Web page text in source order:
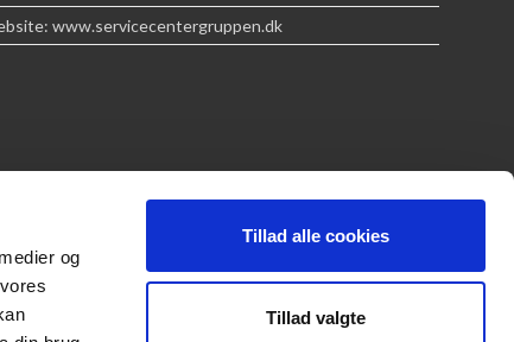
og
Tillad alle cookies
Tillad valgte
www.servicecentergruppen.dk